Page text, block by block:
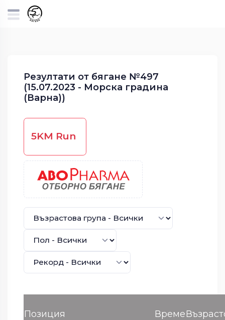
Резултати от бягане №497
(15.07.2023 - Морска градина
(Варна))
5KM Run
Позиция
Време